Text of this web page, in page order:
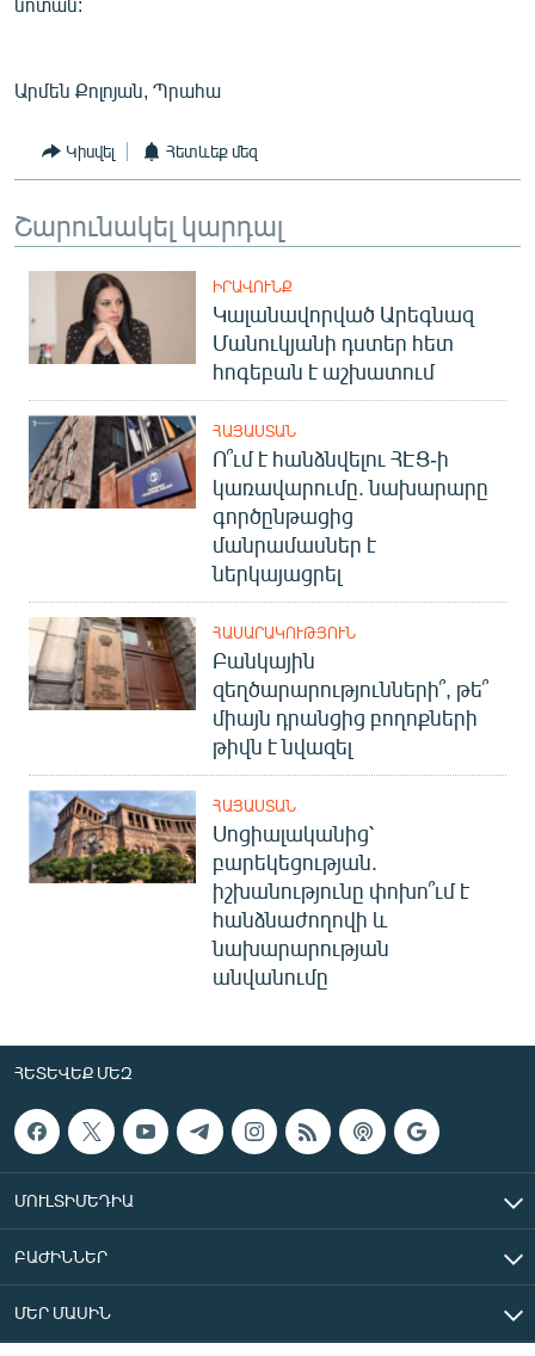
Արմեն Քոլոյան, Պրահա
Կիսվել Հետևեք մեզ
Շարունակել կարդալ
ԻՐԱՎՈՒՆՔ
Կալանավորված Արեգնազ
Մանուկյանի դստեր հետ
հոգեբան է աշխատում
ՀԱՅԱՍՏԱՆ
Ո՞ւմ է հանձնվելու ՀԷՑ-ի
կառավարումը. նախարարը
գործընթացից
մանրամասներ է
ներկայացրել
ՀԱՍԱՐԱԿՈՒԹՅՈՒՆ
Բանկային
զեղծարարությունների՞, թե՞
միայն դրանցից բողոքների
թիվն է նվազել
ՀԱՅԱՍՏԱՆ
Սոցիալականից՝
բարեկեցության.
իշխանությունը փոխո՞ւմ է
հանձնաժողովի և
նախարարության
անվանումը
ՀԵՏԵՎԵՔ ՄԵԶ
ՄՈՒԼՏԻՄԵԴԻԱ
ԲԱԺԻՆՆԵՐ
ՄԵՐ ՄԱՍԻՆ